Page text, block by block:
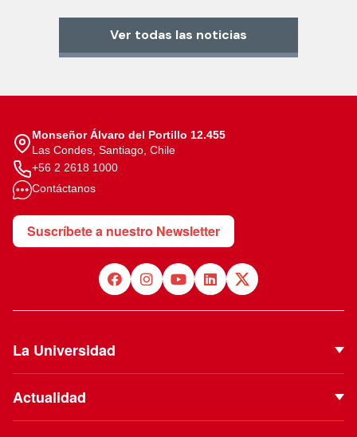
Ver todas las noticias
Monseñor Álvaro del Portillo 12.455
Las Condes, Santiago, Chile
+56 2 2618 1000
Contáctanos
Suscríbete a nuestro Newsletter
La Universidad
Actualidad